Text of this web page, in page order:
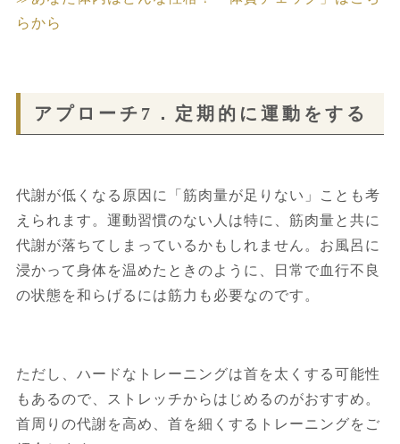
らから
アプローチ7．定期的に運動をする
代謝が低くなる原因に「筋肉量が足りない」ことも考
えられます。運動習慣のない人は特に、筋肉量と共に
代謝が落ちてしまっているかもしれません。お風呂に
浸かって身体を温めたときのように、日常で血行不良
の状態を和らげるには筋力も必要なのです。
ただし、ハードなトレーニングは首を太くする可能性
もあるので、ストレッチからはじめるのがおすすめ。
首周りの代謝を高め、首を細くするトレーニングをご